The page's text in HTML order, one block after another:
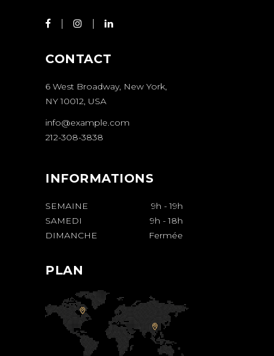
CONTACT
6 West Broadway, New York,
NY 10012, USA
info@example.com
212-308-3838
INFORMATIONS
SEMAINE 9h - 19h
SAMEDI
9h - 18h
DIMANCHE
Fermée
PLAN